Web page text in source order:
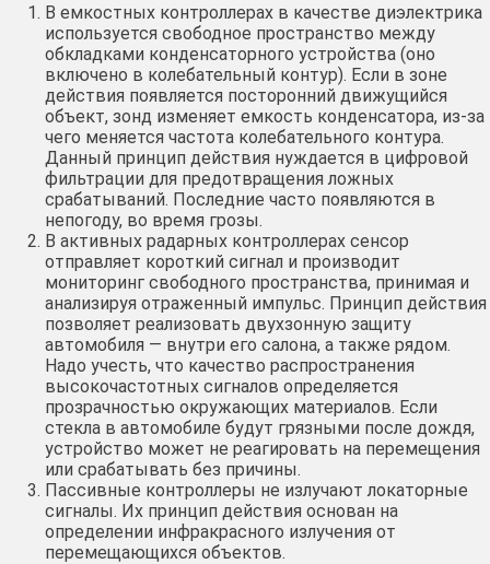
В емкостных контроллерах в качестве диэлектрика
используется свободное пространство между
обкладками конденсаторного устройства (оно
включено в колебательный контур). Если в зоне
действия появляется посторонний движущийся
объект, зонд изменяет емкость конденсатора, из-за
чего меняется частота колебательного контура.
Данный принцип действия нуждается в цифровой
фильтрации для предотвращения ложных
срабатываний. Последние часто появляются в
непогоду, во время грозы.
В активных радарных контроллерах сенсор
отправляет короткий сигнал и производит
мониторинг свободного пространства, принимая и
анализируя отраженный импульс. Принцип действия
позволяет реализовать двухзонную защиту
автомобиля — внутри его салона, а также рядом.
Надо учесть, что качество распространения
высокочастотных сигналов определяется
прозрачностью окружающих материалов. Если
стекла в автомобиле будут грязными после дождя,
устройство может не реагировать на перемещения
или срабатывать без причины.
Пассивные контроллеры не излучают локаторные
сигналы. Их принцип действия основан на
определении инфракрасного излучения от
перемещающихся объектов.